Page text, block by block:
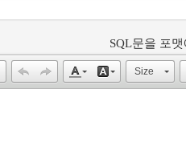
SQL문을 포
Size